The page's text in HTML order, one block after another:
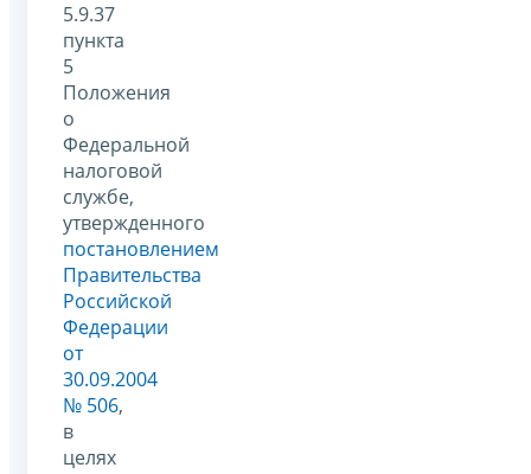
5.9.37
пункта
5
Положения
о
Федеральной
налоговой
службе,
утвержденного
постановлением
Правительства
Российской
Федерации
от
30.09.2004
№ 506,
в
целях